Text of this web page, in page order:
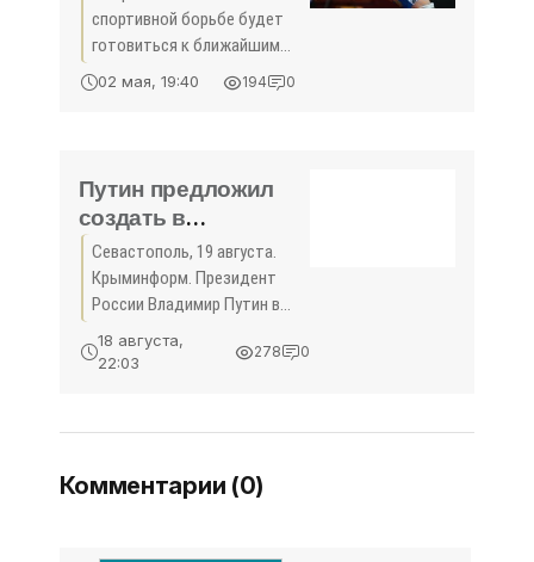
к летней Олимпиаде
- «Спорт»
спортивной борьбе будет
готовиться к ближайшим
летним Олимпийским играм в
Алуште, в федеральном
спортивной борьбы России
Михаил Мамиашвили ...
02 мая, 19:40 194 0
Путин предложил
создать в
Севастополе школу
для одаренных
детей - «Спорт
Крыма»
Севастополь, 19 августа.
Крыминформ. Президент
России Владимир Путин в
ходе встречи с
представителями
Севастополя и Республики
18 августа,
22:03
278 0
Комментарии (0)